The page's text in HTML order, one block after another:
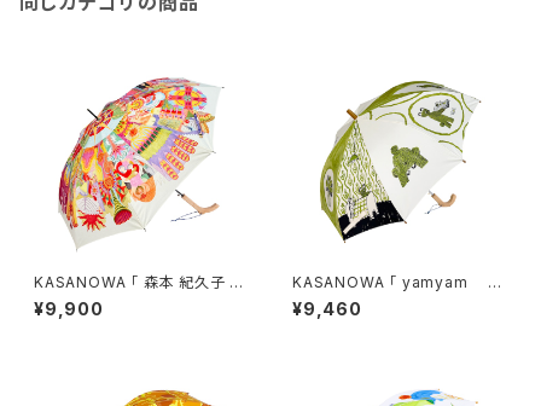
KASANOWA 「 森本 紀久子 デ
ザイン " Wind " 」
¥9,900
KASANOWA 「 yamyam デ
ザイン " 3びきのくま " 」 Ki
ds傘
¥9,460